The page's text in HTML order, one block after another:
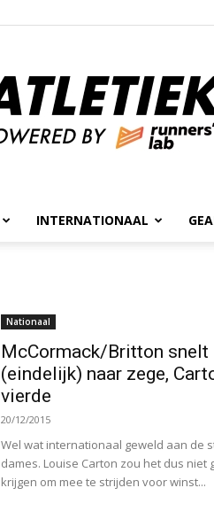
INTERNATIONAAL
Nationaal
McCormack/Britton snelt
(eindelijk) naar zege,
vierde
20/12/2015
Wel wat internationaal geweld aan de
dames. Louise Carton zou het dus niet
krijgen om mee te strijden voor winst...